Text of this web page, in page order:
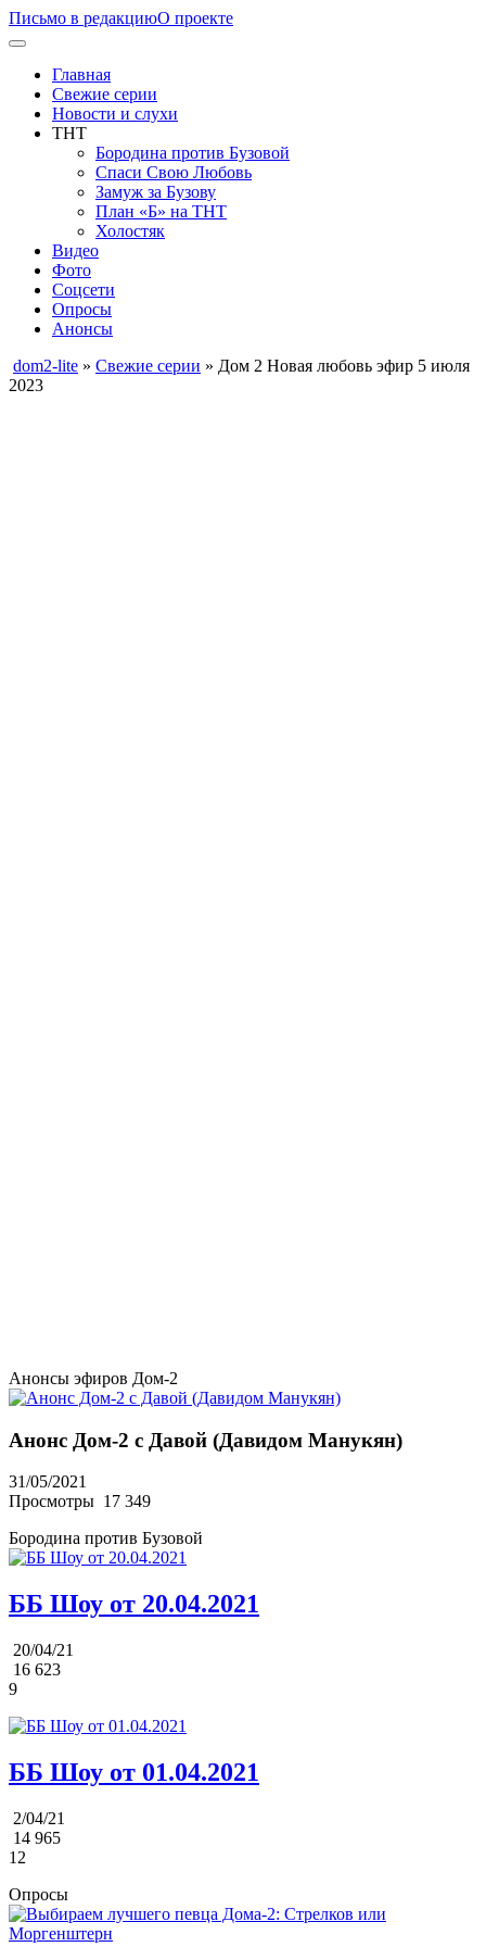
Письмо в редакциюО проекте
Главная
Свежие серии
Новости и слухи
ТНТ
Бородина против Бузовой
Спаси Свою Любовь
Замуж за Бузову
План «Б» на ТНТ
Холостяк
Видео
Фото
Соцсети
Опросы
Анонсы
dom2-lite » Свежие серии » Дом 2 Новая любовь эфир 5 июля
2023
Анонсы эфиров Дом-2
Анонс Дом-2 с Давой (Давидом Манукян)
31/05/2021
Просмотры 17 349
Бородина против Бузовой
ББ Шоу от 20.04.2021
20/04/21
16 623
9
ББ Шоу от 01.04.2021
2/04/21
14 965
12
Опросы